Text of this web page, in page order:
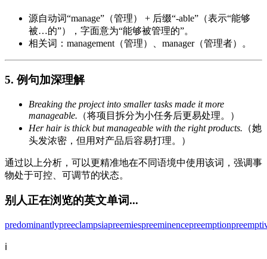
源自动词“manage”（管理） + 后缀“-able”（表示“能够
被…的”），字面意为“能够被管理的”。
相关词：management（管理）、manager（管理者）。
5. 例句加深理解
Breaking the project into smaller tasks made it more
manageable. （将项目拆分为小任务后更易处理。）
Her hair is thick but manageable with the right products. （她
头发浓密，但用对产品后容易打理。）
通过以上分析，可以更精准地在不同语境中使用该词，强调事
物处于可控、可调节的状态。
别人正在浏览的英文单词...
predominantlypreeclampsiapreemiespreeminencepreemption
ℹ️